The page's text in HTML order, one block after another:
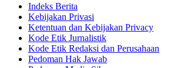
Indeks Berita
Kebijakan Privasi
Ketentuan dan Kebijakan Privacy
Kode Etik Jurnalistik
Kode Etik Redaksi dan Perusahaan
Pedoman Hak Jawab